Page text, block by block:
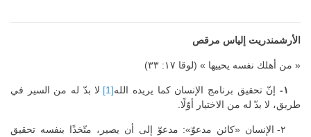
الأرشمندريت إلياس مرقص
« من أهلك نفسه يحييها » (لوقا ١٧: ٣٣)
إنّ تحقيق برنامج الإنسان كما يريده الله[1]
لا بدّ له من السير في
طريق، لا بدّ له من الاختيار أوّلًا.
٢- الإنسان «كائن مدعوّ»: مدعوّ إلى أن يصير، متّخذًا بنفسه تحقيق